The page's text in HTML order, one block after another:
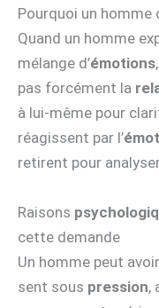
Pourquoi un homme
Quand un homme
mélange d’émotions
pas forcément la
à lui-même pour
réagissent par l’
retirent pour
Raisons
cette demande
Un homme peut
sent sous pression,